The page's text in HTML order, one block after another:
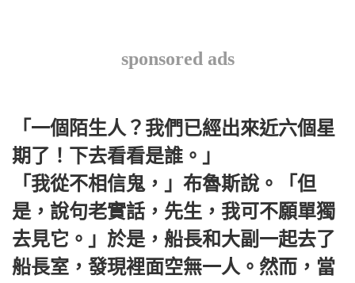
sponsored ads
「一個陌生人？我們已經出來近六個星
期了！下去看看是誰。」
「我從不相信鬼，」布魯斯說。「但
是，說句老實話，先生，我可不願單獨
去見它。」於是，船長和大副一起去了
船長室，發現裡面空無一人。然而，當